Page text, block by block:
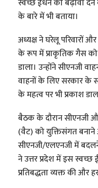
स्वच्छ ईंधन को बढ़ावा देने
के बारे में भी बताया।
अध्यक्ष ने घरेलू परिवारों
के रूप में प्राकृतिक गैस को
डाला। उन्होंने सीएनजी
वाहनों के लिए सरकार
के महत्व पर भी प्रकाश
बैठक के दौरान सीएनजी
(वैट) को युक्तिसंगत बनाने
सीएनजी/एलएनजी में
ने उत्तर प्रदेश में इस
प्रतिबद्धता व्यक्त की और